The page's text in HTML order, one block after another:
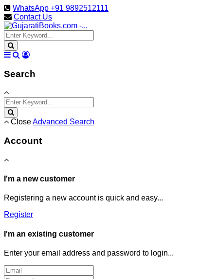
WhatsApp +91 9892512111
Contact Us
Search
CloseAdvanced Search
Account
I'm a new customer
Registering a new account is quick and easy...
Register
I'm an existing customer
Enter your email address and password to login...